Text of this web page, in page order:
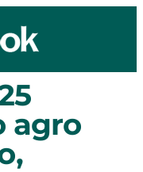
agro